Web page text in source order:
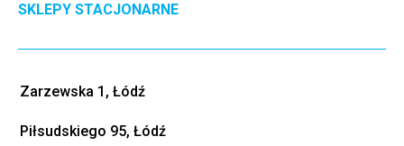
SKLEPY STACJONARNE
Zarzewska 1, Łódź
Piłsudskiego 95, Łódź